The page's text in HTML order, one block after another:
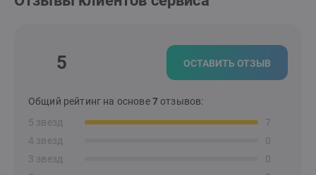
5 ОСТАВИТЬ ОТЗЫВ
Общий рейтинг на основе7отзывов:
5 звезд
7
4 звезд
0
3 звезд
0